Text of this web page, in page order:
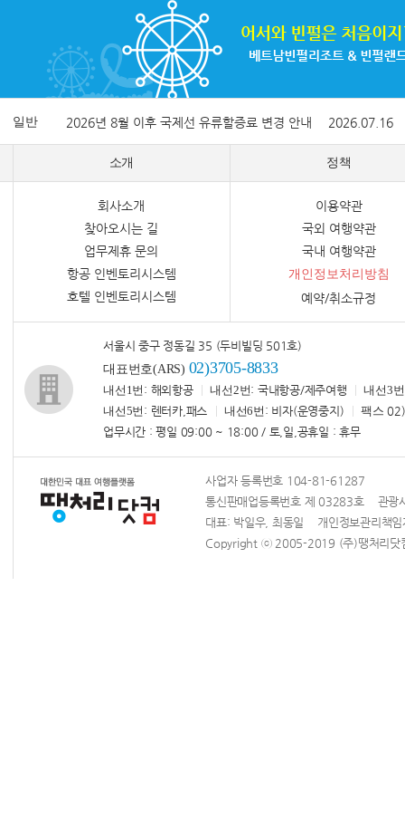
일반 2026년 8월 이후 국제선 유류할증료 변경 안내 2026.07.16
소개
회사소개
찾아오시는 길
업무제휴 문의
항공 인벤토리시스템
호텔 인벤토리시스템
정책
이용약관
국외 여행약관
국내 여행약관
개인정보처리방침
예약/취소규정
서울시 중구 정동길 35 (두비빌딩 501호)
대표번호(ARS) 02)3705-8833
내선1번 : 해외항공 내선2번: 국내항공/제주여행 내선3번
내선5번 : 렌터카,패스 내선6번 : 비자(운영중지) 팩스
업무시간 : 평일 09:00 ~ 18:00 / 토,일,공휴일 : 휴무
사업자 등록번호 104-81-61287
통신판매업등록번호 제 03283호 관광
대표: 박일우, 최동일 개인정보관리책
Copyright ⓒ 2005-2019 (주)땡처리닷